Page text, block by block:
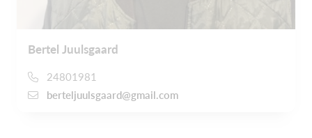
Bertel Juulsgaard
24801981
berteljuulsgaard@gmail.com